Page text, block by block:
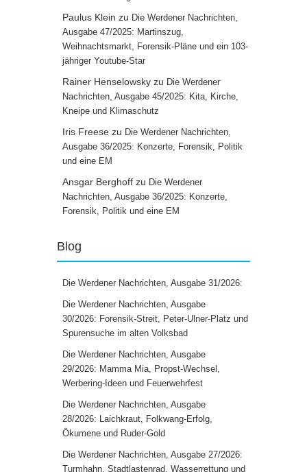
Paulus Klein zu Die Werdener Nachrichten,
Ausgabe 47/2025: Martinszug,
Weihnachtsmarkt, Forensik-Pläne und ein 103-
jähriger Youtube-Star
Rainer Henselowsky zu Die Werdener
Nachrichten, Ausgabe 45/2025: Kita, Kirche,
Kneipe und Klimaschutz
Iris Freese zu Die Werdener Nachrichten,
Ausgabe 36/2025: Konzerte, Forensik, Politik
und eine EM
Ansgar Berghoff zu Die Werdener
Nachrichten, Ausgabe 36/2025: Konzerte,
Forensik, Politik und eine EM
Blog
Die Werdener Nachrichten, Ausgabe 31/2026:
Die Werdener Nachrichten, Ausgabe
30/2026: Forensik-Streit, Peter-Ulner-Platz und
Spurensuche im alten Volksbad
Die Werdener Nachrichten, Ausgabe
29/2026: Mamma Mia, Propst-Wechsel,
Werbering-Ideen und Feuerwehrfest
Die Werdener Nachrichten, Ausgabe
28/2026: Laichkraut, Folkwang-Erfolg,
Ökumene und Ruder-Gold
Die Werdener Nachrichten, Ausgabe 27/2026:
Turmhahn, Stadtlastenrad, Wasserrettung und